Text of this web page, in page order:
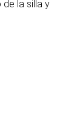
la silla y